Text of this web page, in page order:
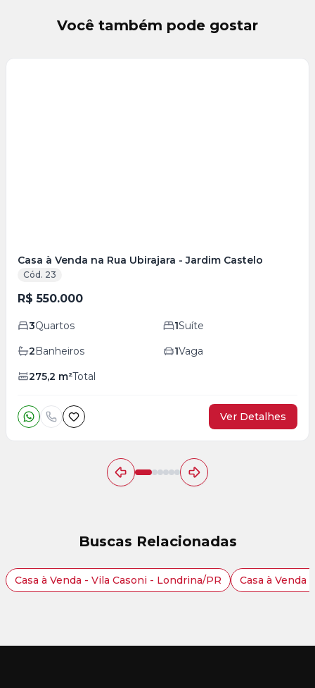
Você também pode gostar
Casa à Venda na Rua Ubirajara - Jardim Castelo
Cód. 23
R$ 550.000
3Quartos 1Suíte
2Banheiros 1Vaga
275,2 m²Total
Ver Detalhes
Buscas Relacionadas
Casa à Venda - Vila Casoni - Londrina/PR Casa à Venda